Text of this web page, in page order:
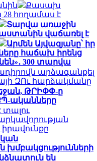
Քասախ
հողամաս է
Տարվա առաջին
վաճառել է
Արմեն Այվազյանը՝ իր
հաճախ իրենց
300 տարվա
արձագանքել
ԶՈւ հարձակմանը
ԹՐԻՓՓ-ը
ականները
տալու
խմբակցությունների
են